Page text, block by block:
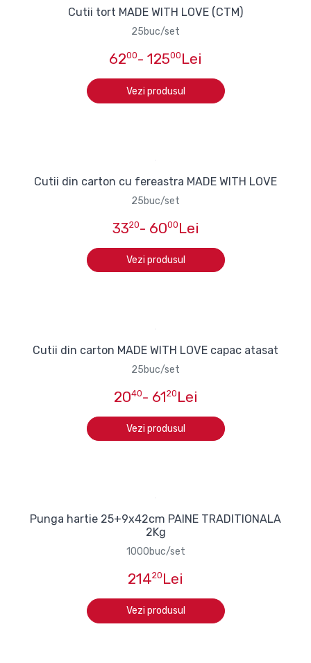
Cutii tort MADE WITH LOVE (CTM)
25buc/set
6200- 12500 Lei
Vezi produsul
Cutii din carton cu fereastra MADE WITH LOVE
25buc/set
3320- 6000 Lei
Vezi produsul
Cutii din carton MADE WITH LOVE capac atasat
25buc/set
2040- 6120 Lei
Vezi produsul
Punga hartie 25+9x42cm PAINE TRADITIONALA
2Kg
1000buc/set
21420 Lei
Vezi produsul